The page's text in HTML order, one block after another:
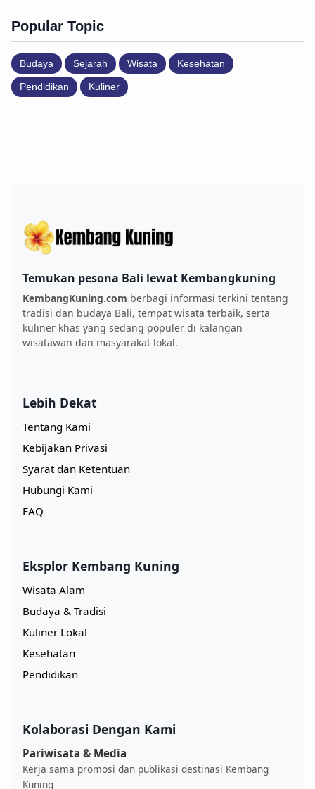
Popular Topic
Budaya Sejarah Wisata Kesehatan
Pendidikan Kuliner
Temukan pesona Bali lewat Kembangkuning
KembangKuning.com berbagi informasi terkini tentang
tradisi dan budaya Bali, tempat wisata terbaik, serta
kuliner khas yang sedang populer di kalangan
wisatawan dan masyarakat lokal.
Lebih Dekat
Tentang Kami
Kebijakan Privasi
Syarat dan Ketentuan
Hubungi Kami
FAQ
Eksplor Kembang Kuning
Wisata Alam
Budaya & Tradisi
Kuliner Lokal
Kesehatan
Pendidikan
Kolaborasi Dengan Kami
Pariwisata & Media
Kerja sama promosi dan publikasi destinasi Kembang
Kuning